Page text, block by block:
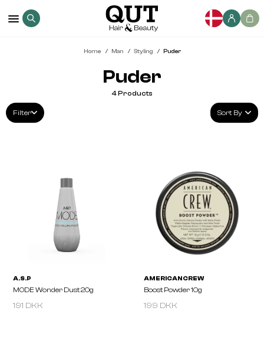
Home Man Styling Puder
Puder
Filter
4Products
Sort By
191 DKK 199 DKK